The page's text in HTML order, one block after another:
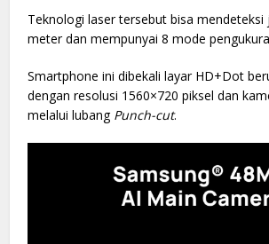
Teknologi laser tersebut bisa mendeteksi
meter dan mempunyai 8 mode
Smartphone ini dibekali layar HD+Dot
dengan resolusi 1560×720 piksel dan
melalui lubang Punch-cut.